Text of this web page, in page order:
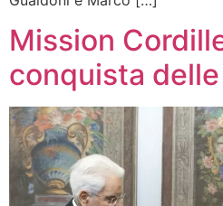
Mission
conquista